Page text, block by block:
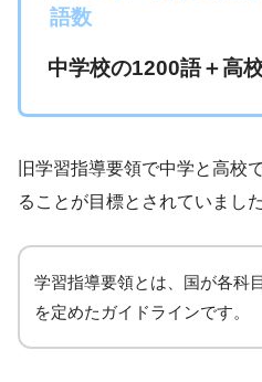
語数
中学校の1200語＋高
旧学習指導要領で中学と高校で
ることが目標とされていました
学習指導要領とは、国が各科
を定めたガイドラインです。